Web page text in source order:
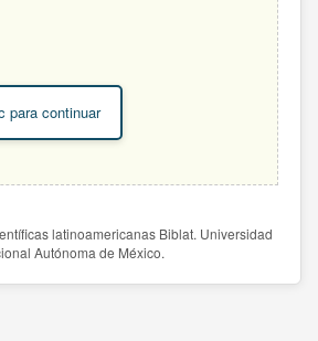
para continuar
latinoamericanas Biblat. Universidad
Autónoma de México.